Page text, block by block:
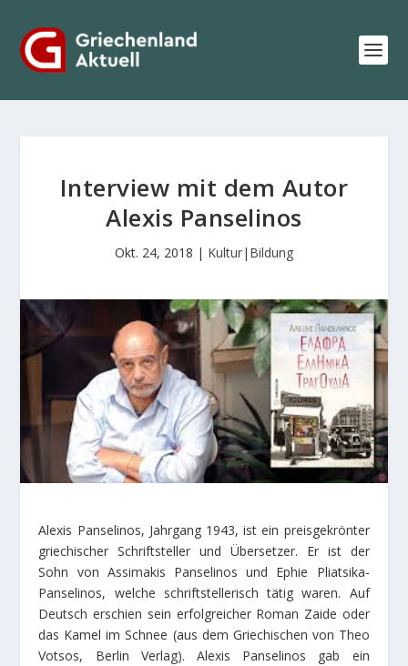
Interview mit dem Autor
Alexis Panselinos
Okt. 24, 2018 | Kultur|Bildung
Alexis Panselinos, Jahrgang 1943, ist ein preisgekrönter
griechischer Schriftsteller und Übersetzer. Er ist der
Sohn von Assimakis Panselinos und Ephie Pliatsika-
Panselinos, welche schriftstellerisch tätig waren. Auf
Deutsch erschien sein erfolgreicher Roman Zaide oder
das Kamel im Schnee (aus dem Griechischen von Theo
Votsos, Berlin Verlag). Alexis Panselinos gab ein